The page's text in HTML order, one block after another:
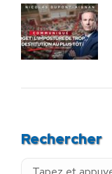
Rechercher
Recherche